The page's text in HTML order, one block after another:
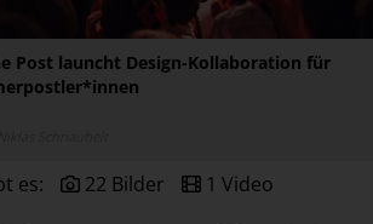
Post launcht Design-Kollaboration für
es: 22 Bilder 1 Video